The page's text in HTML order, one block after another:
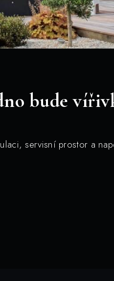
bude
servisní prostor a